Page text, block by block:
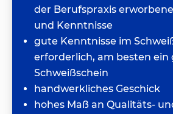
der Berufspraxis
und Kenntnisse
gute Kenntnisse im
erforderlich, am besten ein
Schweißschein
handwerkliches Geschick
hohes Maß an Qualitäts-